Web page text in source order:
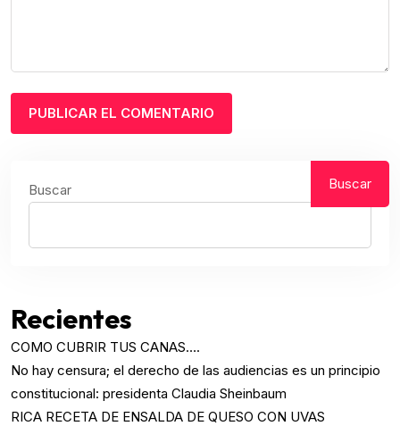
Buscar Buscar
Recientes
COMO CUBRIR TUS CANAS….
No hay censura; el derecho de las audiencias es un principio
constitucional: presidenta Claudia Sheinbaum
RICA RECETA DE ENSALDA DE QUESO CON UVAS